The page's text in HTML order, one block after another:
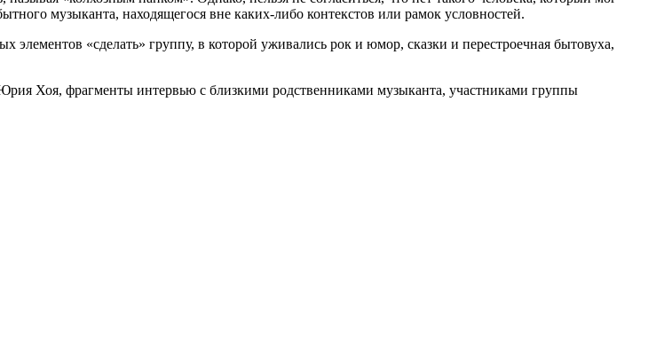
музыканта, находящегося вне каких-либо контекстов или рамок условностей.
«сделать» группу, в которой уживались рок и юмор, сказки и перестроечная бытовуха,
Хоя, фрагменты интервью с близкими родственниками музыканта, участниками группы